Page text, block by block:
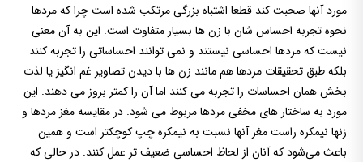
مورد آنها صحبت کند قطعا اشتباه بزرگی مرتکب شده است چرا که مردها
نحوه تجربه احساس شان با زن ها بسیار متفاوت است. این به آن معنی
نیست که مردها احساسی نیستند و نمی توانند احساساتی را تجربه کنند
بلکه طبق تحقیقات مردها هم مانند زن ها با دیدن تصاویر غم انگیز یا لذت
بخش همان احساسات را تجربه می کنند اما آن را کمتر بروز می دهند. این
مورد به ساختار های مخفی مردها مربوط می شود. در مقایسه مغز مردها و
زنها نیمکره راست مغز آنها نسبت به نیمکره چپ کوچکتر است و همین
باعث می‌شود که آنان از لحاظ احساسی ضعیف تر عمل کنند. در حالی که